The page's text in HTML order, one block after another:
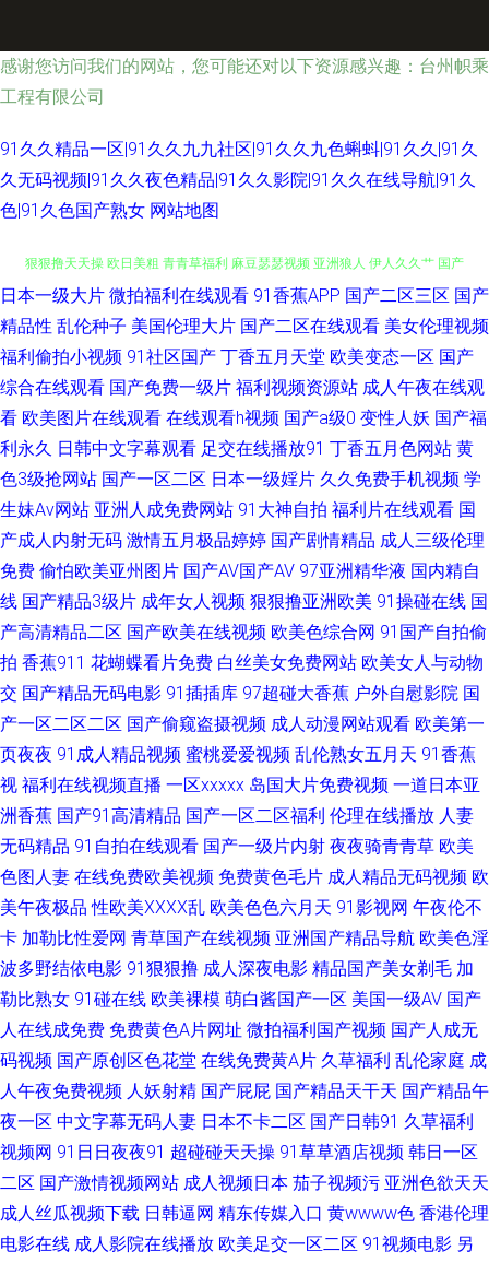
感谢您访问我们的网站，您可能还对以下资源感兴趣：台州帜乘
工程有限公司
91久久精品一区|91久久九九社区|91久久九色蝌蚪|91久久|91久
久无码视频|91久久夜色精品|91久久影院|91久久在线导航|91久
色|91久色国产熟女 网站地图
91黄色仓库 欧美日韩大陆91 肏屄的视频不卡的 51青草视频在线 肏屄福利社
狠狠撸天天操 欧日美粗 青青草福利 麻豆瑟瑟视频 亚洲狼人 伊人久久艹 国产
女a 深夜91 日韩人成精品 91福利网站 日韩性爱图 成人免费视频网 日韩性交
专区 老司机大香蕉 久久肏屄影院 亚洲超碰在线57 日韩人妻导航 欧美成人A
片网 欧日精品8区 黑人黄色网址 久草免费网站 人妖激情 免费毛片视频 五月
花综合入口 日韩A级视屏 肏屄无码日韩 91黑料黑丝 草草浮力快猫 天堂资源
在线 影音先锋三级 亚洲情色11 91视频在线网址 国产叫床 欧美极品15p 激情
影院A片 国产ts性爱观看 午夜刺激av片 欧美另类aa 先锋资源久久 91少女被
入 av午夜 操素人妻 大香蕉五月丁香 亚洲综合变态另类 狠狠久久 欧美sm网
站 老湿机导航 成人Aⅴ视频 av人妖系列网 成人福利导航AV 91va人妻 丝袜足
交电影亚洲 91永久在线免费 日韩无码磁力 午夜福利9 97青青草 国产精品精
品国产 av在线撸撸 日韩情色毛片 AV少妇导航 人人艹超碰在线 含羞草福利影
91在线深夜 蜜桃草91视频 人妻聚色窝 欧美性爱另类3 美女搞黄免费91 肏屄
ab 欧美综合性 AV片在线观看 青娱乐网亚洲av 91社一区二区 狼友A片网站 人
妖伪娘 91国产福利视频 97大香蕉热播 国产浮力影院限制 香蕉污视频下载 另
类综合专区 青娱乐论坛91 欧美在线cn 51国产视频在线 欧美日韩免费A级 东
方无码AV 俺去爷新网 超碰蜜臀91 日韩精品国产欧美 国产成人综合久久 91
日本一级大片 微拍福利在线观看 91香蕉APP 国产二区三区 国产
精品性 乱伦种子 美国伦理大片 国产二区在线观看 美女伦理视频
福利偷拍小视频 91社区国产 丁香五月天堂 欧美变态一区 国产
综合在线观看 国产免费一级片 福利视频资源站 成人午夜在线观
看 欧美图片在线观看 在线观看h视频 国产a级0 变性人妖 国产福
利永久 日韩中文字幕观看 足交在线播放91 丁香五月色网站 黄
色3级抢网站 国产一区二区 日本一级婬片 久久免费手机视频 学
生妹Av网站 亚洲人成免费网站 91大神自拍 福利片在线观看 国
产成人内射无码 激情五月极品婷婷 国产剧情精品 成人三级伦理
免费 偷怕欧美亚州图片 国产AV国产AV 97亚洲精华液 国内精自
线 国产精品3级片 成年女人视频 狠狠撸亚洲欧美 91操碰在线 国
产高清精品二区 国产欧美在线视频 欧美色综合网 91国产自拍偷
拍 香蕉911 花蝴蝶看片免费 白丝美女免费网站 欧美女人与动物
交 国产精品无码电影 91插插库 97超碰大香蕉 户外自慰影院 国
产一区二区二区 国产偷窥盗摄视频 成人动漫网站观看 欧美第一
页夜夜 91成人精品视频 蜜桃爱爱视频 乱伦熟女五月天 91香蕉
视 福利在线视频直播 一区xxxxx 岛国大片免费视频 一道日本亚
洲香蕉 国产91高清精品 国产一区二区福利 伦理在线播放 人妻
无码精品 91自拍在线观看 国产一级片内射 夜夜骑青青草 欧美
色图人妻 在线免费欧美视频 免费黄色毛片 成人精品无码视频 欧
美午夜极品 性欧美ⅩⅩⅩⅩ乱 欧美色色六月天 91影视网 午夜伦不
卡 加勒比性爱网 青草国产在线视频 亚洲国产精品导航 欧美色淫
波多野结依电影 91狠狠撸 成人深夜电影 精品国产美女剃毛 加
勒比熟女 91碰在线 欧美裸模 萌白酱国产一区 美国一级AV 国产
人在线成免费 免费黄色A片网址 微拍福利国产视频 国产人成无
码视频 国产原创区色花堂 在线免费黄A片 久草福利 乱伦家庭 成
人午夜免费视频 人妖射精 国产屁屁 国产精品天干天 国产精品午
夜一区 中文字幕无码人妻 日本不卡二区 国产日韩91 久草福利
视频网 91日日夜夜91 超碰碰天天操 91草草酒店视频 韩日一区
二区 国产激情视频网站 成人视频日本 茄子视频污 亚洲色欲天天
成人丝瓜视频下载 日韩逼网 精东传媒入口 黄wwww色 香港伦理
电影在线 成人影院在线播放 欧美足交一区二区 91视频电影 另